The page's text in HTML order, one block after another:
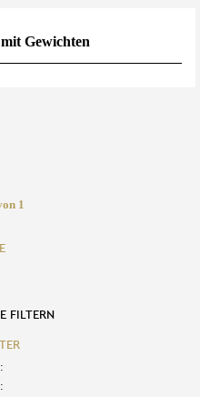
Gewichten
1
FILTERN